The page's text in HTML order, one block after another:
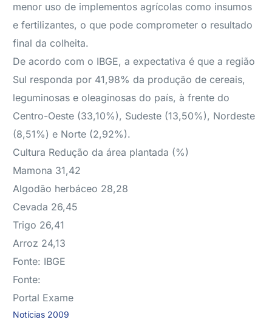
menor uso de implementos agrícolas como insumos
e fertilizantes, o que pode comprometer o resultado
final da colheita.
De acordo com o IBGE, a expectativa é que a região
Sul responda por 41,98% da produção de cereais,
leguminosas e oleaginosas do país, à frente do
Centro-Oeste (33,10%), Sudeste (13,50%), Nordeste
(8,51%) e Norte (2,92%).
Cultura Redução da área plantada (%)
Mamona 31,42
Algodão herbáceo 28,28
Cevada 26,45
Trigo 26,41
Arroz 24,13
Fonte: IBGE
Fonte:
Portal Exame
Notícias 2009